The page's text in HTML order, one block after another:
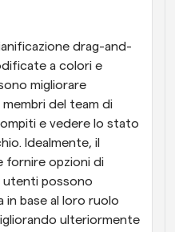
drag-and-
a colori e
migliorare
del team di
e vedere lo stato
Idealmente, il
fornire opzioni di
utenti possono
in base al loro ruolo
ulteriormente